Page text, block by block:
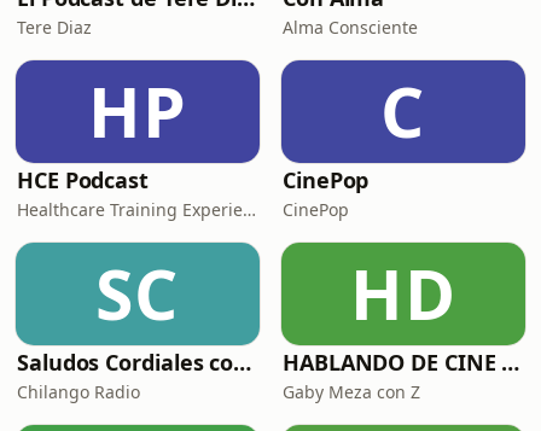
Tere Diaz Alma Consciente
HP
HCE Podcast
Healthcare Training Experience
C
CinePop
CinePop
SC
Saludos Cordiales con Gaby Meza
Chilango Radio
HD
HABLANDO DE CINE CON
Gaby Meza con Z